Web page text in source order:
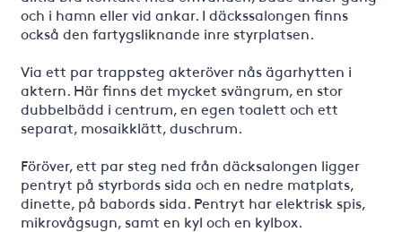
och i hamn eller vid ankar. I däckssalongen finns
också den fartygsliknande inre styrplatsen.
Via ett par trappsteg akteröver nås ägarhytten i
aktern. Här finns det mycket svängrum, en stor
dubbelbädd i centrum, en egen toalett och ett
separat, mosaikklätt, duschrum.
Föröver, ett par steg ned från däcksalongen ligger
pentryt på styrbords sida och en nedre matplats,
dinette, på babords sida. Pentryt har elektrisk spis,
mikrovågsugn, samt en kyl och en kylbox.